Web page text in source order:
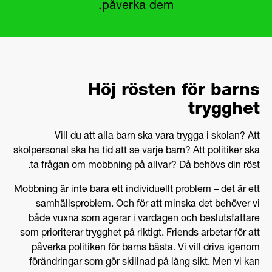
påverka dem.
Höj rösten för barns
trygghet
Vill du att alla barn ska vara trygga i skolan? Att
skolpersonal ska ha tid att se varje barn? Att politiker ska
ta frågan om mobbning på allvar? Då behövs din röst.
Mobbning är inte bara ett individuellt problem – det är ett
samhällsproblem. Och för att minska det behöver vi
både vuxna som agerar i vardagen och beslutsfattare
som prioriterar trygghet på riktigt. Friends arbetar för att
påverka politiken för barns bästa. Vi vill driva igenom
förändringar som gör skillnad på lång sikt. Men vi kan